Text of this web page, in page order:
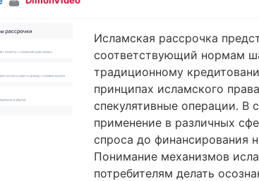
Исламская рассрочка
соответствующий нормам
традиционному
принципах исламского
спекулятивные операции. В
применение в различных
спроса до финансирования
Понимание механизмов
потребителям делать